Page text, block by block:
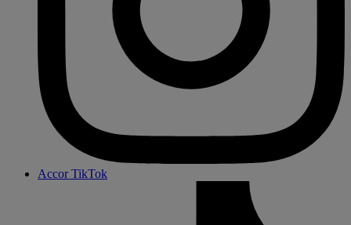
Accor TikTok